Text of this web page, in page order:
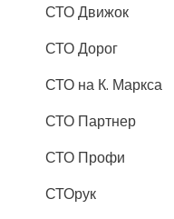
СТО Движок
СТО Дорог
СТО на К. Маркса
СТО Партнер
СТО Профи
СТОрук